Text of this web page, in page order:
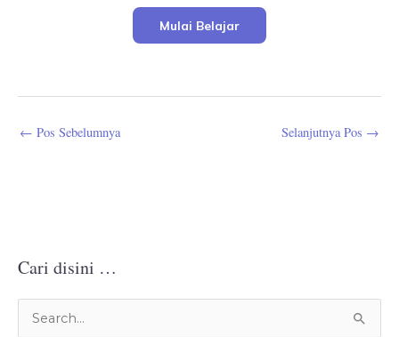
Mulai Belajar
← Pos Sebelumnya Selanjutnya Pos →
Cari disini …